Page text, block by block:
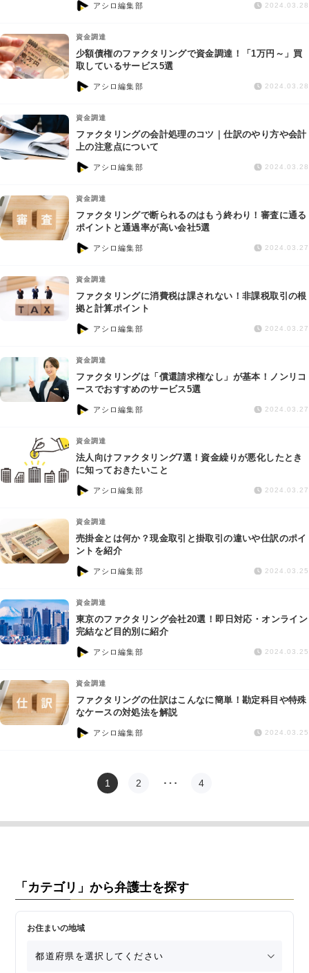
アシロ編集部 2024.03.28
資金調達
少額債権のファクタリングで資金調達！「1万円～」買
取しているサービス5選
アシロ編集部 2024.03.28
資金調達
ファクタリングの会計処理のコツ｜仕訳のやり方や会計
上の注意点について
アシロ編集部 2024.03.28
資金調達
ファクタリングで断られるのはもう終わり！審査に通る
ポイントと通過率が高い会社5選
アシロ編集部 2024.03.27
資金調達
ファクタリングに消費税は課されない！非課税取引の根
拠と計算ポイント
アシロ編集部 2024.03.27
資金調達
ファクタリングは「償還請求権なし」が基本！ノンリコ
ースでおすすめのサービス5選
アシロ編集部 2024.03.27
資金調達
法人向けファクタリング7選！資金繰りが悪化したとき
に知っておきたいこと
アシロ編集部 2024.03.27
資金調達
売掛金とは何か？現金取引と掛取引の違いや仕訳のポイ
ントを紹介
アシロ編集部 2024.03.25
資金調達
東京のファクタリング会社20選！即日対応・オンライン
完結など目的別に紹介
アシロ編集部 2024.03.25
資金調達
ファクタリングの仕訳はこんなに簡単！勘定科目や特殊
なケースの対処法を解説
アシロ編集部 2024.03.25
1 2 … 4
「カテゴリ」から弁護士を探す
お住まいの地域